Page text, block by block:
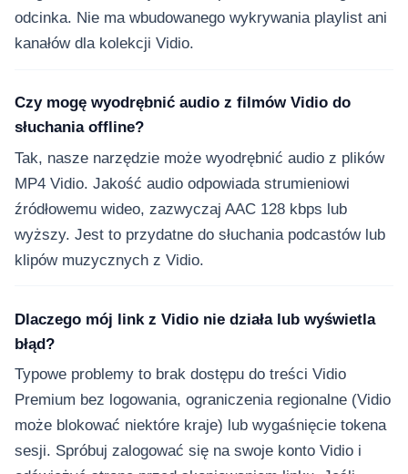
odcinka. Nie ma wbudowanego wykrywania playlist ani
kanałów dla kolekcji Vidio.
Czy mogę wyodrębnić audio z filmów Vidio do
słuchania offline?
Tak, nasze narzędzie może wyodrębnić audio z plików
MP4 Vidio. Jakość audio odpowiada strumieniowi
źródłowemu wideo, zazwyczaj AAC 128 kbps lub
wyższy. Jest to przydatne do słuchania podcastów lub
klipów muzycznych z Vidio.
Dlaczego mój link z Vidio nie działa lub wyświetla
błąd?
Typowe problemy to brak dostępu do treści Vidio
Premium bez logowania, ograniczenia regionalne (Vidio
może blokować niektóre kraje) lub wygaśnięcie tokena
sesji. Spróbuj zalogować się na swoje konto Vidio i